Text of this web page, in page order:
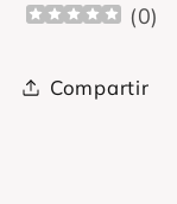
(0)
Compartir